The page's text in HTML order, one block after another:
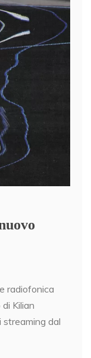
radiofonica
Kilian
streaming dal